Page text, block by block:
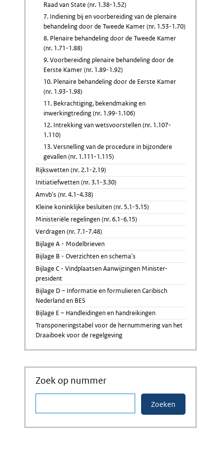
Raad van State (nr. 1.38-1.52)
7. Indiening bij en voorbereiding van de plenaire
behandeling door de Tweede Kamer (nr. 1.53-1.70)
8. Plenaire behandeling door de Tweede Kamer
(nr. 1.71-1.88)
9. Voorbereiding plenaire behandeling door de
Eerste Kamer (nr. 1.89-1.92)
10. Plenaire behandeling door de Eerste Kamer
(nr. 1.93-1.98)
11. Bekrachtiging, bekendmaking en
inwerkingtreding (nr. 1.99-1.106)
12. Intrekking van wetsvoorstellen (nr. 1.107-
1.110)
13. Versnelling van de procedure in bijzondere
gevallen (nr. 1.111-1.115)
Rijkswetten (nr. 2.1-2.19)
Initiatiefwetten (nr. 3.1-3.30)
Amvb's (nr. 4.1-4.38)
Kleine koninklijke besluiten (nr. 5.1-5.15)
Ministeriële regelingen (nr. 6.1-6.15)
Verdragen (nr. 7.1-7.48)
Bijlage A - Modelbrieven
Bijlage B - Overzichten en schema's
Bijlage C - Vindplaatsen Aanwijzingen Minister-
president
Bijlage D – Informatie en formulieren Caribisch
Nederland en BES
Bijlage E – Handleidingen en handreikingen
Transponeringstabel voor de hernummering van het
Draaiboek voor de regelgeving
Zoek op nummer